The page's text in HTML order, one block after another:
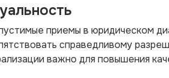
приемы в юридическом
справедливому
важно для повышения